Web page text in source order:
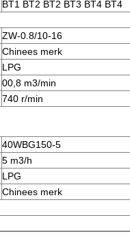
BT1 BT2 BT2 BT3 BT4 BT4
ZW-0.8/10-16
Chinees merk
LPG
00,8 m3/min
740 r/min
40WBG150-5
5 m3/h
LPG
Chinees merk